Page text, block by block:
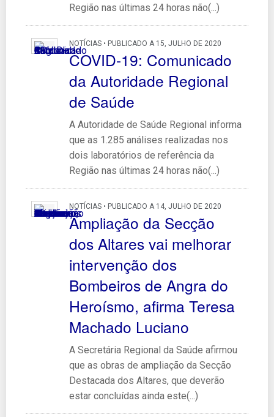
Região nas últimas 24 horas não(...)
NOTÍCIAS • PUBLICADO A 15, JULHO DE 2020
COVID-19: Comunicado
da Autoridade Regional
de Saúde
A Autoridade de Saúde Regional informa
que as 1.285 análises realizadas nos
dois laboratórios de referência da
Região nas últimas 24 horas não(...)
NOTÍCIAS • PUBLICADO A 14, JULHO DE 2020
Ampliação da Secção
dos Altares vai melhorar
intervenção dos
Bombeiros de Angra do
Heroísmo, afirma Teresa
Machado Luciano
A Secretária Regional da Saúde afirmou
que as obras de ampliação da Secção
Destacada dos Altares, que deverão
estar concluídas ainda este(...)